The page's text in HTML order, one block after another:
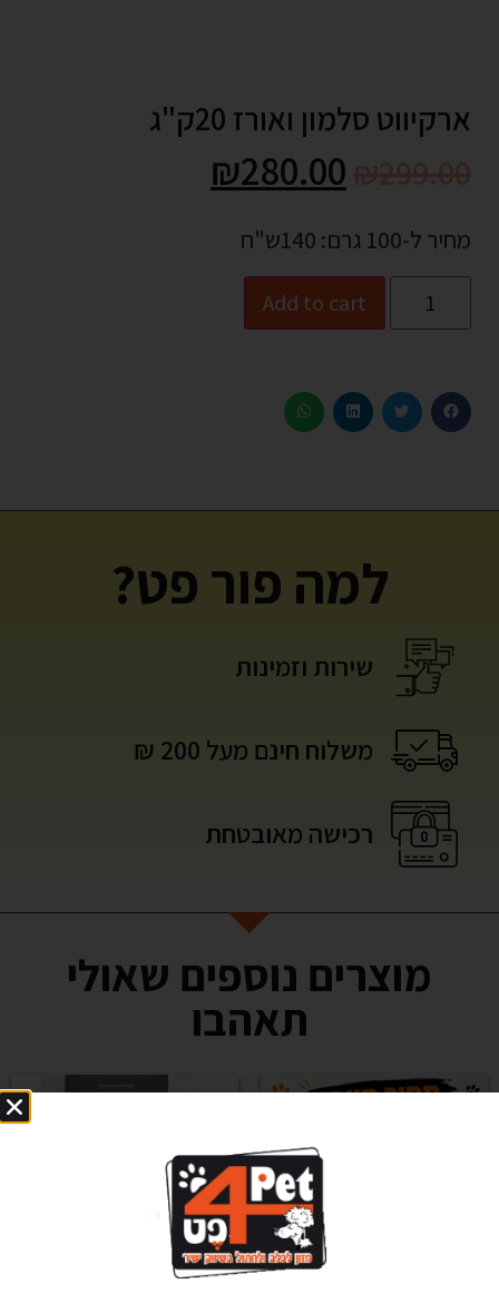
ארקיווט סלמון ואורז 20ק"ג
₪280.00
מחיר ל-100 גרם: 140ש"ח
Add to cart
למה פור פט?
שירות וזמינות
משלוח חינם מעל 200 ₪
רכישה מאובטחת
מוצרים נוספים שאולי
תאהבו